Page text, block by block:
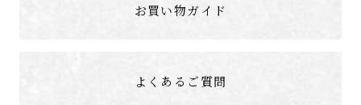
お買い物ガイド
よくあるご質問